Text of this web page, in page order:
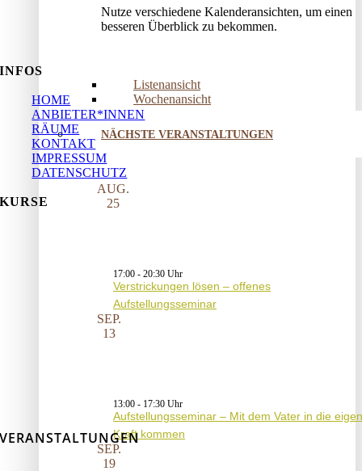
Nutze verschiedene Kalenderansichten, um einen
besseren Überblick zu bekommen.
Listenansicht
Wochenansicht
NÄCHSTE VERANSTALTUNGEN
AUG.
25
17:00 - 20:30
Verstrickungen lösen – offenes
Aufstellungsseminar
SEP.
13
13:00 - 17:30
Aufstellungsseminar – Mit dem Vater in die
Kraft kommen
SEP.
19
INFOS
HOME
ANBIETER*INNEN
RÄUME
KONTAKT
IMPRESSUM
DATENSCHUTZ
KURSE
VERANSTALTUNGEN